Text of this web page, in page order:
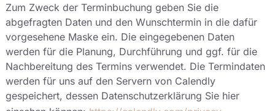
Zum Zweck der Terminbuchung geben Sie die
abgefragten Daten und den Wunschtermin in die dafür
vorgesehene Maske ein. Die eingegebenen Daten
werden für die Planung, Durchführung und ggf. für die
Nachbereitung des Termins verwendet. Die Termindaten
werden für uns auf den Servern von Calendly
gespeichert, dessen Datenschutzerklärung Sie hier